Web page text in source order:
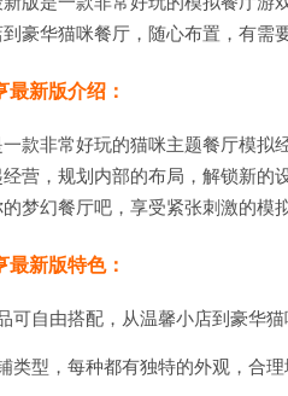
豪华猫咪餐厅，随心布置，有需
最新版介绍：
款非常好玩的猫咪主题餐厅模拟
营，规划内部的布局，解锁新的
梦幻餐厅吧，享受紧张刺激的模
最新版特色：
可自由搭配，从温馨小店到豪华
类型，每种都有独特的外观，合